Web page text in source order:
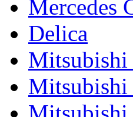
Mercedes
Delica
Mitsubishi
Mitsubishi